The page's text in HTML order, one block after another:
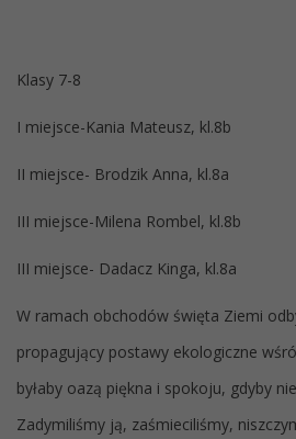
Klasy 7-8
I miejsce-Kania Mateusz, kl.8b
II miejsce- Brodzik Anna, kl.8a
III miejsce-Milena Rombel, kl.8b
III miejsce- Dadacz Kinga, kl.8a
W ramach obchodów święta Ziemi
propagujący postawy ekologiczne
byłaby oazą piękna i spokoju, gdyby
Zadymiliśmy ją, zaśmieciliśmy,